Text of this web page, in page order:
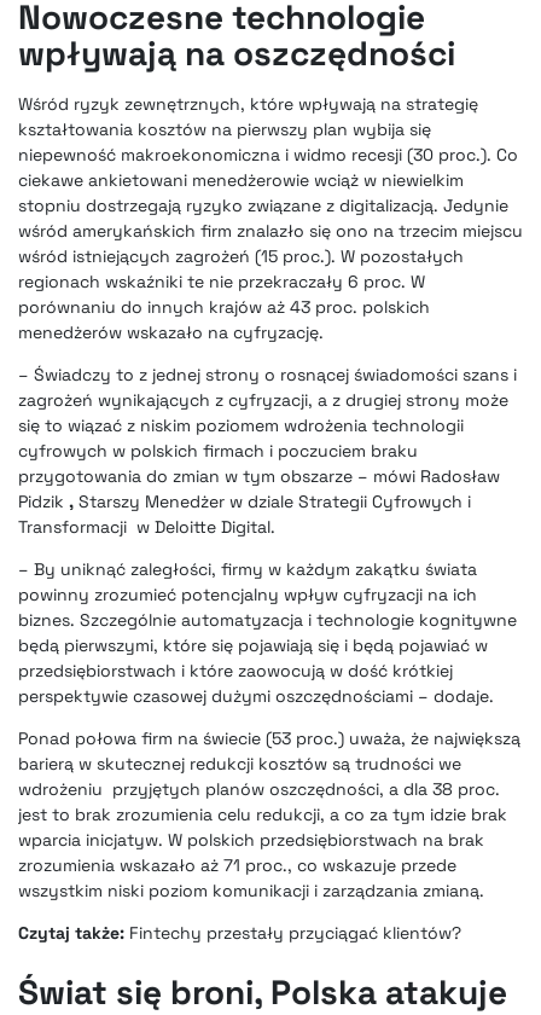
Nowoczesne technologie
wpływają na oszczędności
Wśród ryzyk zewnętrznych, które wpływają na strategię
kształtowania kosztów na pierwszy plan wybija się
niepewność makroekonomiczna i widmo recesji (30 proc.). Co
ciekawe ankietowani menedżerowie wciąż w niewielkim
stopniu dostrzegają ryzyko związane z digitalizacją. Jedynie
wśród amerykańskich firm znalazło się ono na trzecim miejscu
wśród istniejących zagrożeń (15 proc.). W pozostałych
regionach wskaźniki te nie przekraczały 6 proc. W
porównaniu do innych krajów aż 43 proc. polskich
menedżerów wskazało na cyfryzację.
– Świadczy to z jednej strony o rosnącej świadomości szans i
zagrożeń wynikających z cyfryzacji, a z drugiej strony może
się to wiązać z niskim poziomem wdrożenia technologii
cyfrowych w polskich firmach i poczuciem braku
przygotowania do zmian w tym obszarze – mówi Radosław
Pidzik , Starszy Menedżer w dziale Strategii Cyfrowych i
Transformacji w Deloitte Digital.
– By uniknąć zaległości, firmy w każdym zakątku świata
powinny zrozumieć potencjalny wpływ cyfryzacji na ich
biznes. Szczególnie automatyzacja i technologie kognitywne
będą pierwszymi, które się pojawiają się i będą pojawiać w
przedsiębiorstwach i które zaowocują w dość krótkiej
perspektywie czasowej dużymi oszczędnościami – dodaje.
Ponad połowa firm na świecie (53 proc.) uważa, że największą
barierą w skutecznej redukcji kosztów są trudności we
wdrożeniu przyjętych planów oszczędności, a dla 38 proc.
jest to brak zrozumienia celu redukcji, a co za tym idzie brak
wparcia inicjatyw. W polskich przedsiębiorstwach na brak
zrozumienia wskazało aż 71 proc., co wskazuje przede
wszystkim niski poziom komunikacji i zarządzania zmianą.
Czytaj także: Fintechy przestały przyciągać klientów?
Świat się broni, Polska atakuje